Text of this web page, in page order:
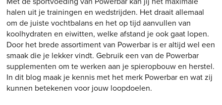
halen uit je trainingen en wedstrijden. Het draait allemaal
om de juiste vochtbalans en het op tijd aanvullen van
koolhydraten en eiwitten, welke afstand je ook gaat lopen.
Door het brede assortiment van Powerbar is er altijd wel een
smaak die je lekker vindt. Gebruik een van de Powerbar
supplementen om te werken aan je spieropbouw en herstel.
In dit blog maak je kennis met het merk Powerbar en wat zij
kunnen betekenen voor jouw loopdoelen.